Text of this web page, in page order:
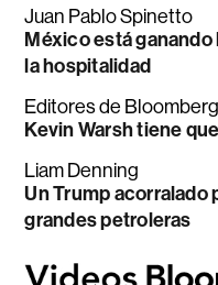
Juan Pablo Spinetto
México está
la hospitalidad
Editores de
Kevin Warsh tiene
Liam Denning
Un Trump acorralado
grandes petroleras